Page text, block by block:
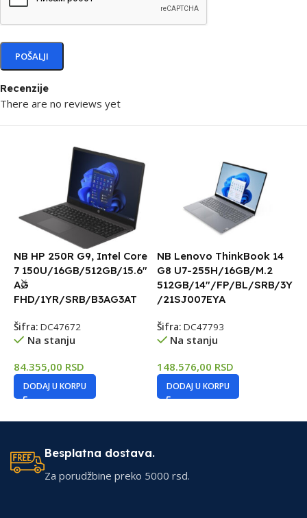
Recenzije
There are no reviews yet
NB HP 250R G9, Intel Core
7 150U/16GB/512GB/15.6″
AG
FHD/1YR/SRB/B3AG3AT
Šifra: DC47672
Na stanju
84.355,00 RSD
DODAJ U KORPU
NB Lenovo ThinkBook 14
G8 U7-255H/16GB/M.2
512GB/14″/FP/BL/SRB/3Y
/21SJ007EYA
Šifra: DC47793
Na stanju
148.576,00 RSD
DODAJ U KORPU
Besplatna dostava.
Za porudžbine preko 5000 rsd.